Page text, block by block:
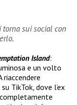
torna sui social con
Island:
e un volto
TikTok, dove l’ex